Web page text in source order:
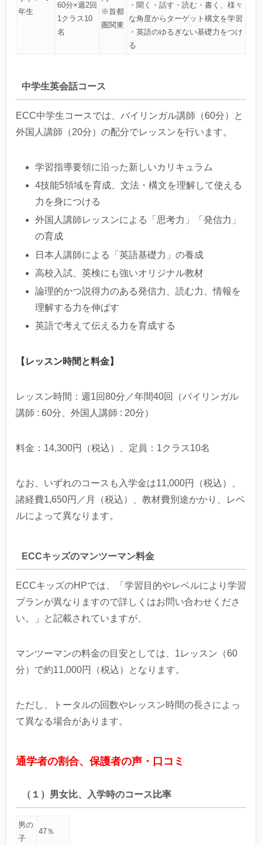
年生
60分×週2回
1クラス10
名
※首都
圏関東
・聞く・話す・読む・書く、様々
な角度からターゲット構文を学習
・英語のゆるぎない基礎力をつけ
る
中学生英会話コース
ECC中学生コースでは、バイリンガル講師（60分）と
外国人講師（20分）の配分でレッスンを行います。
学習指導要領に沿った新しいカリキュラム
4技能5領域を育成、文法・構文を理解して使える
力を身につける
外国人講師レッスンによる「思考力」「発信力」
の育成
日本人講師による「英語基礎力」の養成
高校入試、英検にも強いオリジナル教材
論理的かつ説得力のある発信力、読む力、情報を
理解する力を伸ばす
英語で考えて伝える力を育成する
【レッスン時間と料金】
レッスン時間：週1回80分／年間40回（バイリンガル
講師 : 60分、外国人講師 : 20分）
料金：14,300円（税込）、定員：1クラス10名
なお、いずれのコースも入学金は11,000円（税込）、
諸経費1,650円／月（税込）、教材費別途かかり、レベ
ルによって異なります。
ECCキッズのマンツーマン料金
ECCキッズのHPでは、「学習目的やレベルにより学習
プランが異なりますので詳しくはお問い合わせくださ
い。」と記載されていますが、
マンツーマンの料金の目安としては、1レッスン（60
分）で約11,000円（税込）となります。
ただし、トータルの回数やレッスン時間の長さによっ
て異なる場合があります。
通学者の割合、保護者の声・口コミ
（１）男女比、入学時のコース比率
男の
子
47％